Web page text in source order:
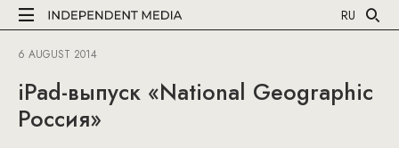
RU
6 AUGUST 2014
iPad-выпуск «National Geographic
Россия»